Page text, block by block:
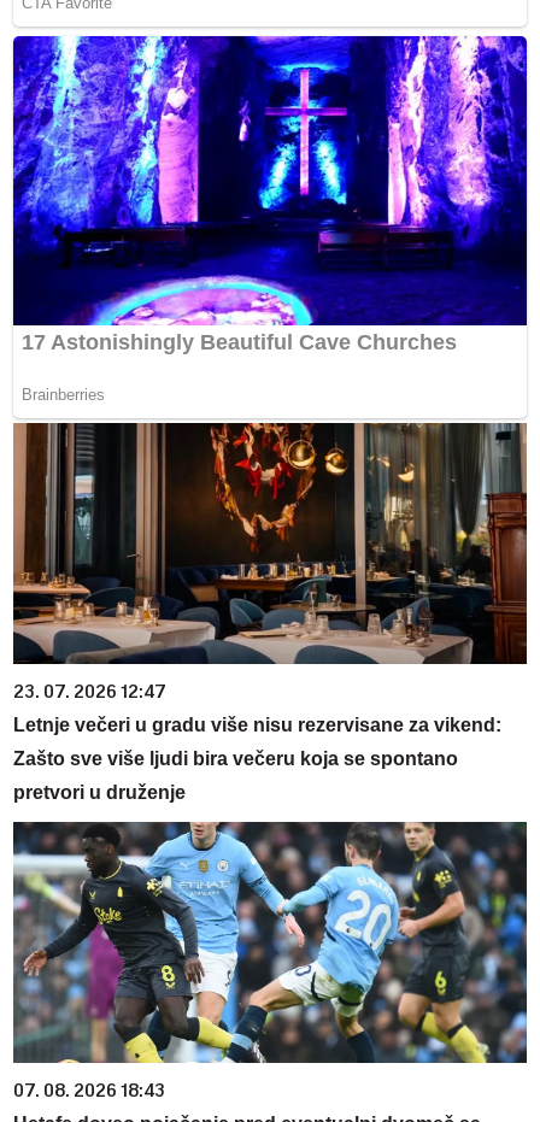
23. 07. 2026 12:47
Letnje večeri u gradu više nisu rezervisane za vikend:
Zašto sve više ljudi bira večeru koja se spontano
pretvori u druženje
07. 08. 2026 18:43